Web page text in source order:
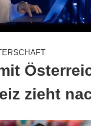
zieht